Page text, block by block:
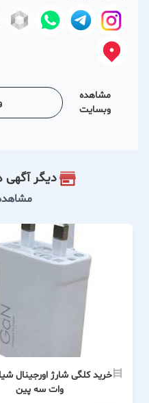
مشاهده
وبسایت
دیگر آگهی
وات سه پین